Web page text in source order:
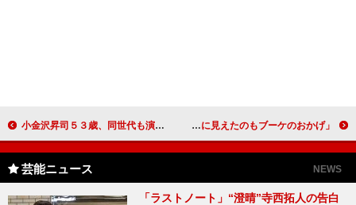
小金沢昇司５３歳、同世代も演歌に親しんで 「演歌や歌謡曲の魅力を広めたい」と角川博 林家三平＆国分佐智子夫妻が假屋崎に感謝 「嫁がきれいに見えたのもブーケのおかげ」
芸能ニュース NEWS
「ラストノート」“澄晴”寺西拓人の告白